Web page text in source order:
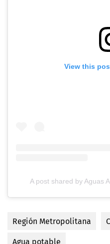
View this
A post shared by Aguas
Región Metropolitana
Agua potable